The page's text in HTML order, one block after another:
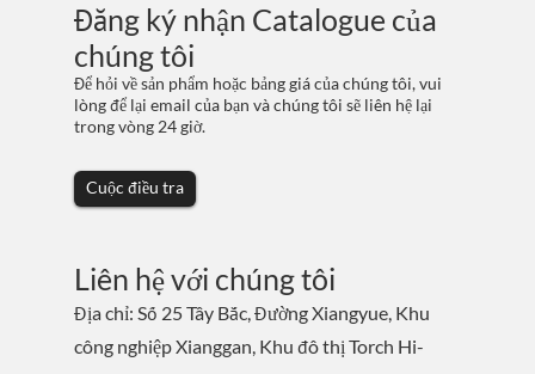
Đăng ký nhận Catalogue của
chúng tôi
Để hỏi về sản phẩm hoặc bảng giá của chúng tôi, vui
lòng để lại email của bạn và chúng tôi sẽ liên hệ lại
trong vòng 24 giờ.
Cuộc điều tra
Liên hệ với chúng tôi
Địa chỉ: Số 25 Tây Bắc, Đường Xiangyue, Khu
công nghiệp Xianggan, Khu đô thị Torch Hi-